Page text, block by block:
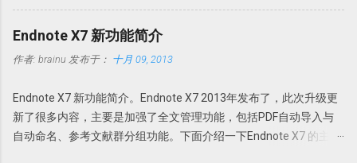
采用领先的优化和压缩技术、高级内存管理支持对 PDF 进行查看、
创建、转换为 Office 文档、添加编辑或修改、提取 PDF 图像、文
本、为 PDF 文档添加水印、直接扫描到 PDF 等全能操作。 本版特点
1. 绿色便携，无需安装，解压即可使用； 中文界面； 特别版，可选
用方法 PDFX_Vwr_Port 压缩文件中为主程序，解压到一个目录中。
建议不要直接解压到根目录或者解压到当前文件夹，建议解压到一
个特定文件夹，如 PDFXCview。此时是免费版，有一定广告，功能
Endnote X7 新功能简介
作者: brainu 发布于： 十月 09, 2013
Endnote X7 新功能简介。Endnote X7 2013年发布了，此次升级更
新了很多内容，主要是加强了全文管理功能，包括PDF自动导入与
自动命名、参考文献群分组功能。下面介绍一下Endnote X7 的主要